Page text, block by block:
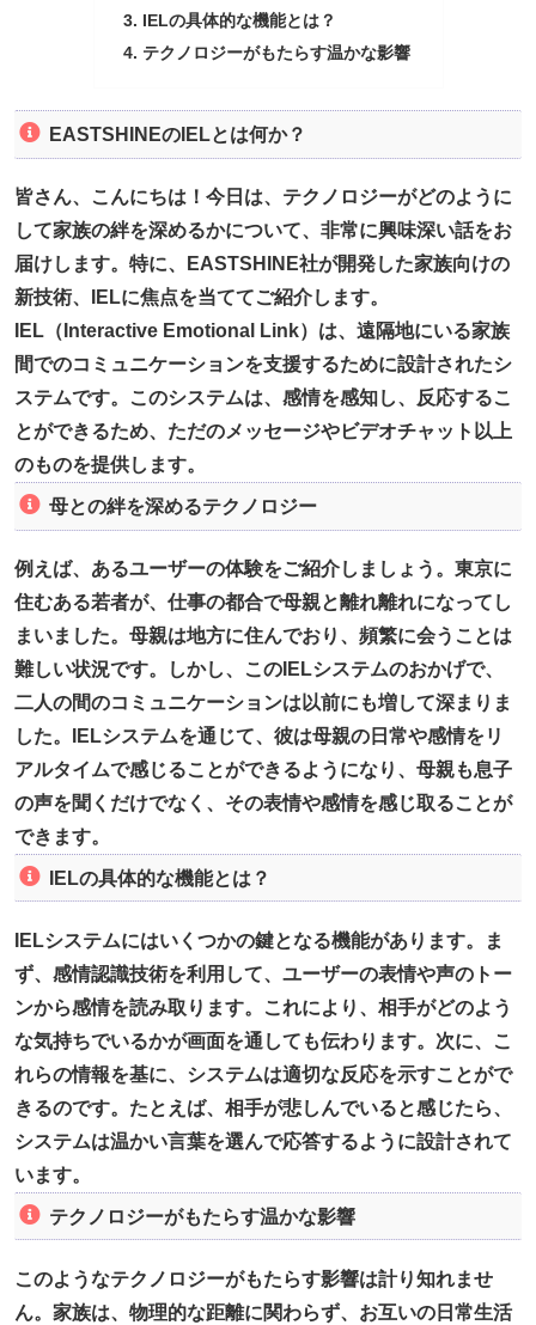
IELの具体的な機能とは？
テクノロジーがもたらす温かな影響
EASTSHINEのIELとは何か？
皆さん、こんにちは！今日は、テクノロジーがどのように
して家族の絆を深めるかについて、非常に興味深い話をお
届けします。特に、EASTSHINE社が開発した家族向けの
新技術、IELに焦点を当ててご紹介します。
IEL（Interactive Emotional Link）は、遠隔地にいる家族
間でのコミュニケーションを支援するために設計されたシ
ステムです。このシステムは、感情を感知し、反応するこ
とができるため、ただのメッセージやビデオチャット以上
のものを提供します。
母との絆を深めるテクノロジー
例えば、あるユーザーの体験をご紹介しましょう。東京に
住むある若者が、仕事の都合で母親と離れ離れになってし
まいました。母親は地方に住んでおり、頻繁に会うことは
難しい状況です。しかし、このIELシステムのおかげで、
二人の間のコミュニケーションは以前にも増して深まりま
した。IELシステムを通じて、彼は母親の日常や感情をリ
アルタイムで感じることができるようになり、母親も息子
の声を聞くだけでなく、その表情や感情を感じ取ることが
できます。
IELの具体的な機能とは？
IELシステムにはいくつかの鍵となる機能があります。ま
ず、感情認識技術を利用して、ユーザーの表情や声のトー
ンから感情を読み取ります。これにより、相手がどのよう
な気持ちでいるかが画面を通しても伝わります。次に、こ
れらの情報を基に、システムは適切な反応を示すことがで
きるのです。たとえば、相手が悲しんでいると感じたら、
システムは温かい言葉を選んで応答するように設計されて
います。
テクノロジーがもたらす温かな影響
このようなテクノロジーがもたらす影響は計り知れませ
ん。家族は、物理的な距離に関わらず、お互いの日常生活